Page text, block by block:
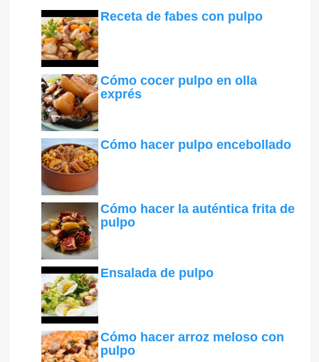
Receta de fabes con pulpo
Cómo cocer pulpo en olla
exprés
Cómo hacer pulpo encebollado
Cómo hacer la auténtica frita de
pulpo
Ensalada de pulpo
Cómo hacer arroz meloso con
pulpo